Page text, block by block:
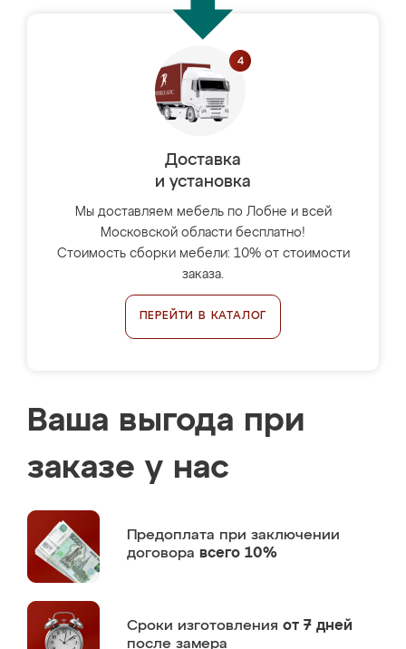
Доставка
и установка
Мы доставляем мебель по Лобне и всей
Московской области бесплатно!
Стоимость сборки мебели: 10% от стоимости
заказа.
ПЕРЕЙТИ В КАТАЛОГ
Ваша выгода при
заказе у нас
Предоплата при заключении
договора всего 10%
Сроки изготовления от 7 дней
после замера